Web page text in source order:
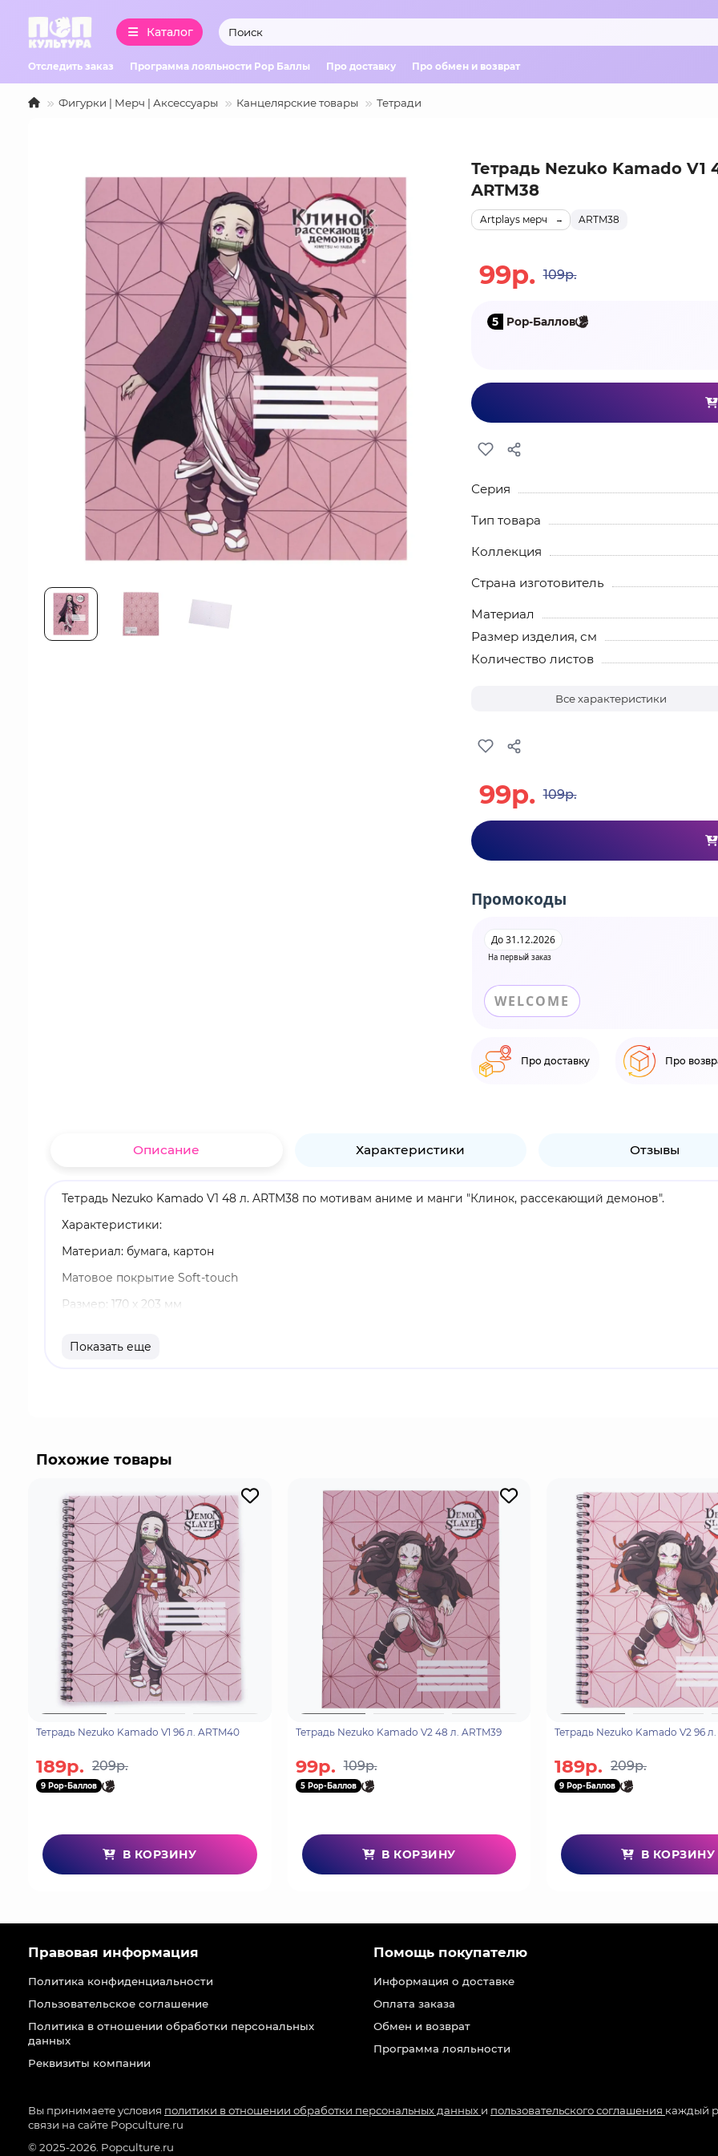
Каталог
Отследить заказ Программа лояльности Pop Баллы Про доставку Про обмен и возврат
Фигурки | Мерч | Аксессуары Канцелярские товары Тетради
Тетрадь Nezuko Kamado V1
ARTM38
ARTM38
Artplays мерч
99р. 109р.
5 Pop-Баллов
Серия
Тип товара
Коллекция
Страна изготовитель
Материал
Размер изделия, см
Количество листов
Все характеристики
99р. 109р.
Промокоды
На первый заказ
До 31.12.2026
WELCOME
Про доставку Про
Описание Характеристики Отзывы
Тетрадь Nezuko Kamado V1 48 л. ARTM38 по мотивам аниме и манги "Клинок, рассекающий демонов".
Характеристики:
Материал: бумага, картон
Матовое покрытие Soft-touch
Размер: 170 х 203 мм
заботливой старшей сестрой, которая прежде всего думала о других.
Показать еще
Похожие товары
Тетрадь Nezuko Kamado V1 96 л. ARTM40
189р. 209р.
9 Pop-Баллов
В КОРЗИНУ
Тетрадь Nezuko Kamado V2 48 л. ARTM39
99р. 109р.
5 Pop-Баллов
В КОРЗИНУ
Тетрадь Nezuko Kamado V2 96 л.
189р. 209р.
9 Pop-Баллов
В КОРЗИНУ
Правовая информация
Политика конфиденциальности
Пользовательское соглашение
Политика в отношении обработки персональных
данных
Реквизиты компании
Помощь покупателю
Информация о доставке
Оплата заказа
Обмен и возврат
Программа лояльности
Вы принимаете условия политики в отношении обработки персональных данных и пользовательского соглашения каждый
связи на сайте Popculture.ru
© 2025-2026. Popculture.ru